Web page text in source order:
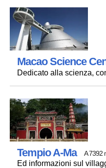
Macao Science
Dedicato alla scienza,
Tempio A-Ma A 7392
Ed informazioni sul